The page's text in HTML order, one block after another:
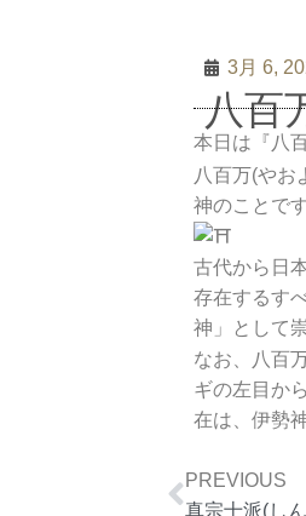
の
3月 6,
八百
本日は『八
八百万(やお
神のことで
古代から日
存在するす
神」として
なお、八百
ギの左目か
在は、伊勢
Prev
PREVIOUS
真宗十派(し